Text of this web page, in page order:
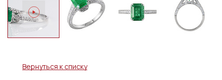
Вернуться к списку